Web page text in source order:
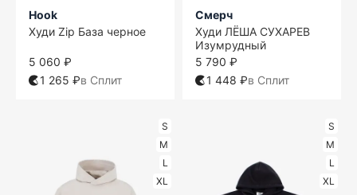
Hook
Худи Zip База черное
5 060 ₽
1 265 ₽в Сплит
Смерч
Худи ЛЁША СУХАРЕВ
Изумрудный
5 790 ₽
1 448 ₽в Сплит
S
M
L
XL
S
M
L
XL